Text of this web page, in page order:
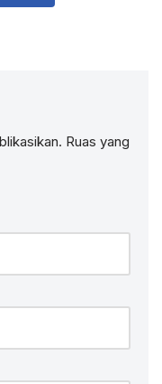
Ruas yang